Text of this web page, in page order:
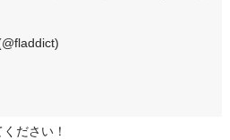
ださい！